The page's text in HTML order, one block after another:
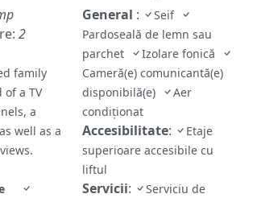
2
family
of a TV
a
well as a
General :
Seif
Pardoseală de lemn sau
parchet
Izolare fonică
Cameră(e) comunicantă(e)
disponibilă(e)
Aer
condiţionat
Accesibilitate:
Etaje
superioare accesibile cu
liftul
Servicii:
Serviciu de